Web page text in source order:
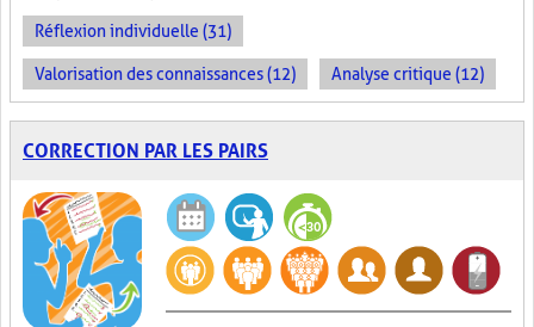
Réflexion individuelle (31)
Valorisation des connaissances (12) Analyse critique (12)
CORRECTION PAR LES PAIRS